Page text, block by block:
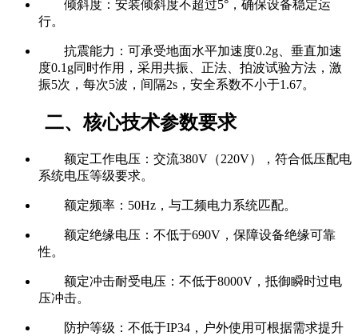
倾斜度：安装倾斜度不超过5°，确保设备稳定运
行。
抗震能力：可承受地面水平加速度0.2g、垂直加速
度0.1g同时作用，采用共振、正法、拍波试验方法，激
振5次，每次5波，间隔2s，安全系数不小于1.67。
二、核心技术参数要求
额定工作电压：交流380V（220V），符合低压配电
系统电压等级要求。
额定频率：50Hz，与工频电力系统匹配。
额定绝缘电压：不低于690V，保障设备绝缘可靠
性。
额定冲击耐受电压：不低于8000V，抵御瞬时过电
压冲击。
防护等级：不低于IP34，户外使用可根据需求提升